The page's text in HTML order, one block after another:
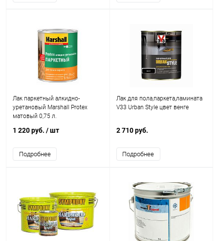
Лак паркетный алкидно-
уретановый Marshall Protex
матовый 0,75 л.
1 220 руб. / шт
Подробнее
Лак для пола,паркета,ламината
V33 Urban Style цвет венге
2 710 руб.
Подробнее